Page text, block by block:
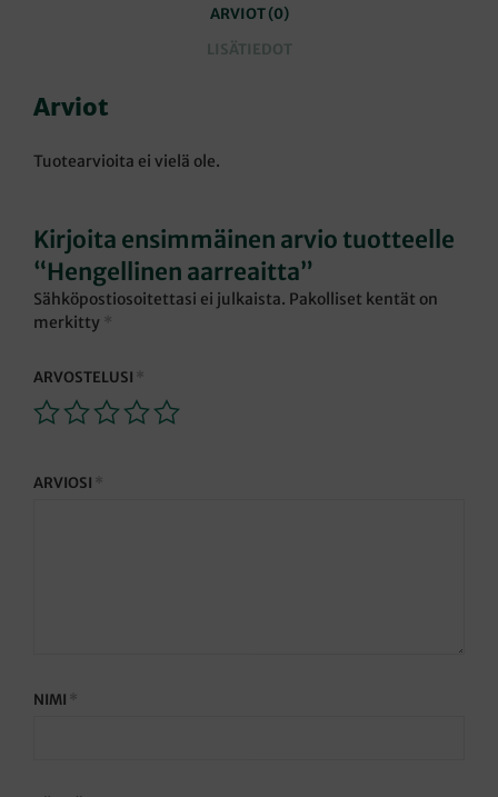
ARVIOT (0)
LISÄTIEDOT
Arviot
Tuotearvioita ei vielä ole.
Kirjoita ensimmäinen arvio tuotteelle
“Hengellinen aarreaitta”
Sähköpostiosoitettasi ei julkaista. Pakolliset kentät on
merkitty *
ARVOSTELUSI *
ARVIOSI *
NIMI *